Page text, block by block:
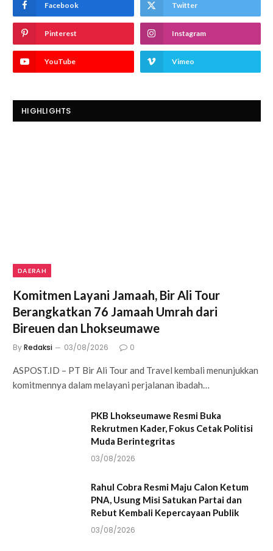
Facebook Twitter
Pinterest Instagram
YouTube Vimeo
HIGHLIGHTS
DAERAH
Komitmen Layani Jamaah, Bir Ali Tour
Berangkatkan 76 Jamaah Umrah dari
Bireuen dan Lhokseumawe
ByRedaksi 03/08/2026 0
ASPOST.ID – PT Bir Ali Tour and Travel kembali menunjukkan
komitmennya dalam melayani perjalanan ibadah…
PKB Lhokseumawe Resmi Buka
Rekrutmen Kader, Fokus Cetak Politisi
Muda Berintegritas
03/08/2026
Rahul Cobra Resmi Maju Calon Ketum
PNA, Usung Misi Satukan Partai dan
Rebut Kembali Kepercayaan Publik
03/08/2026